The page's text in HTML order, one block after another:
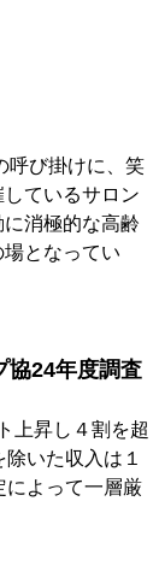
び掛けに、笑
ているサロン
消極的な高齢
となってい
協24年度調査
上昇し４割を超
いた収入は１
によって一層厳